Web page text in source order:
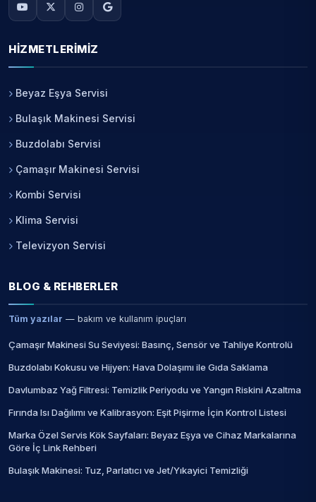
HIZMETLERIMIZ
Beyaz Eşya Servisi
Bulaşık Makinesi Servisi
Buzdolabı Servisi
Çamaşır Makinesi Servisi
Kombi Servisi
Klima Servisi
Televizyon Servisi
BLOG & REHBERLER
Tüm yazılar — bakım ve kullanım ipuçları
Çamaşır Makinesi Su Seviyesi: Basınç, Sensör ve Tahliye Kontrolü
Buzdolabı Kokusu ve Hijyen: Hava Dolaşımı ile Gıda Saklama
Davlumbaz Yağ Filtresi: Temizlik Periyodu ve Yangın Riskini Azaltma
Fırında Isı Dağılımı ve Kalibrasyon: Eşit Pişirme İçin Kontrol Listesi
Marka Özel Servis Kök Sayfaları: Beyaz Eşya ve Cihaz Markalarına
Göre İç Link Rehberi
Bulaşık Makinesi: Tuz, Parlatıcı ve Jet/Yıkayici Temizliği